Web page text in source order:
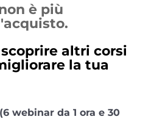
è più
altri corsi
la tua
webinar da 1 ora e 30